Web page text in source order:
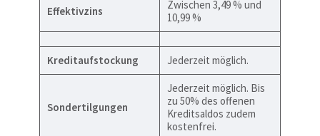
Effektivzins
Zwischen 3,49 % und
10,99 %
Kreditaufstockung Jederzeit möglich.
Sondertilgungen
Jederzeit möglich. Bis
zu 50% des offenen
Kreditsaldos zudem
kostenfrei.